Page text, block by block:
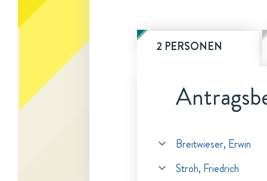
2 PERSONEN
Breitwieser, Erwin
Stroh, Friedrich